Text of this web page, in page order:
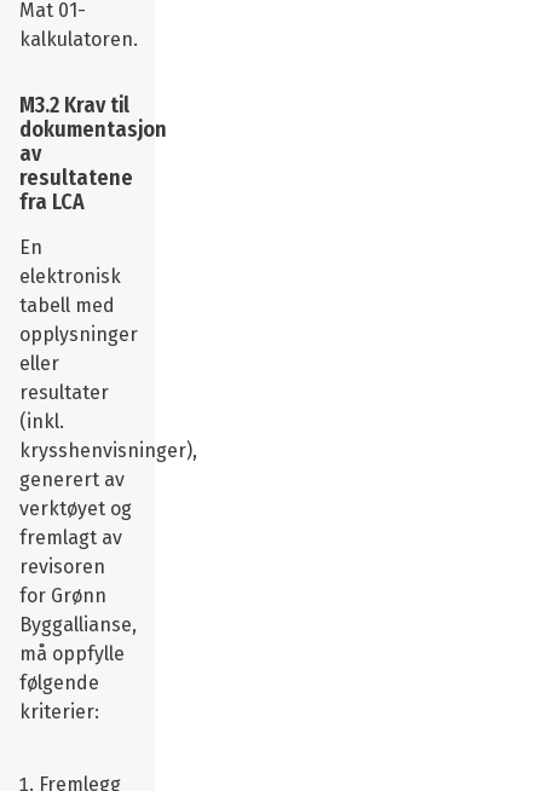
Mat 01-
kalkulatoren.
M3.2 Krav til
dokumentasjon
av
resultatene
fra LCA
En
elektronisk
tabell med
opplysninger
eller
resultater
(inkl.
krysshenvisninger),
generert av
verktøyet og
fremlagt av
revisoren
for Grønn
Byggallianse,
må oppfylle
følgende
kriterier:
Fremlegg